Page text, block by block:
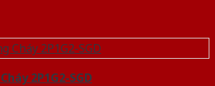
2P1G2-SGD